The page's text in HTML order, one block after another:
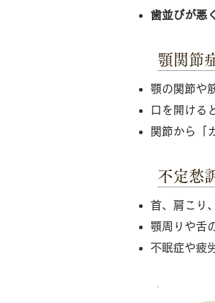
歯並びが悪
顎関節
顎の関節や
口を開ける
関節から「
不定愁
首、肩こり
顎周りや舌
不眠症や疲